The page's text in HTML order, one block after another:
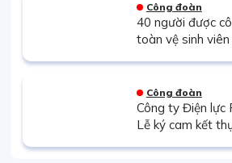
Công đoàn
40 người được
toàn vệ sinh
Công đoàn
Công ty Điện lực
Lễ ký cam kết